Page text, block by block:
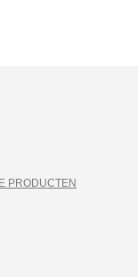
PRODUCTEN